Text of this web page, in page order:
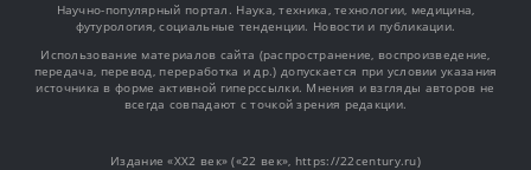
Научно-популярный портал. Наука, техника, технологии, медицина,
футурология, социальные тенденции. Новости и публикации.
Использование материалов сайта (распространение, воспроизведение,
передача, перевод, переработка и др.) допускается при условии указания
источника в форме активной гиперссылки. Мнения и взгляды авторов не
всегда совпадают с точкой зрения редакции.
Издание «XX2 век» («22 век», https://22century.ru)